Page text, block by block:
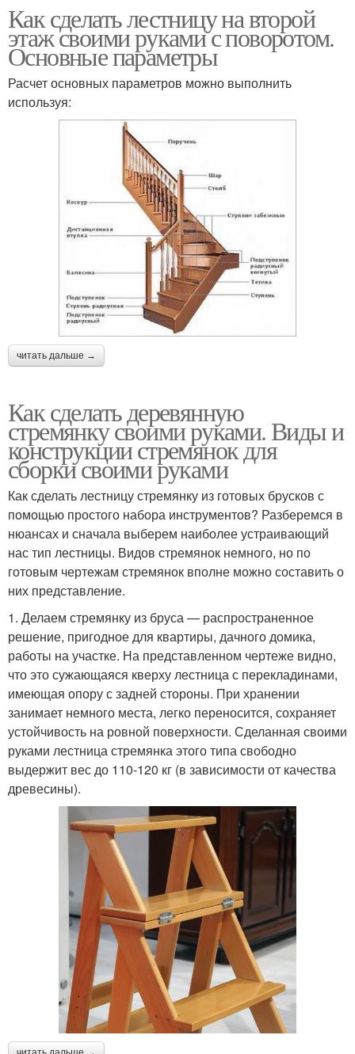
Как сделать лестницу на второй
этаж своими руками с поворотом.
Основные параметры
Расчет основных параметров можно выполнить
используя:
читать дальше →
Как сделать деревянную
стремянку своими руками. Виды и
конструкции стремянок для
сборки своими руками
Как сделать лестницу стремянку из готовых брусков с
помощью простого набора инструментов? Разберемся в
нюансах и сначала выберем наиболее устраивающий
нас тип лестницы. Видов стремянок немного, но по
готовым чертежам стремянок вполне можно составить о
них представление.
1. Делаем стремянку из бруса — распространенное
решение, пригодное для квартиры, дачного домика,
работы на участке. На представленном чертеже видно,
что это сужающаяся кверху лестница с перекладинами,
имеющая опору с задней стороны. При хранении
занимает немного места, легко переносится, сохраняет
устойчивость на ровной поверхности. Сделанная своими
руками лестница стремянка этого типа свободно
выдержит вес до 110-120 кг (в зависимости от качества
древесины).